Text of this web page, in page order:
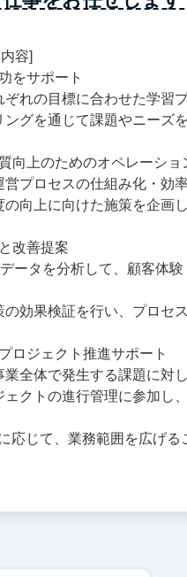
容]
をサポート
れの目標に合わせた学習
グを通じて課題やニーズ
向上のためのオペレーショ
プロセスの仕組み化・効
向上に向けた施策を企画
改善提案
ータを分析して、顧客体
効果検証を行い、プロセ
ロジェクト推進サポート
全体で発生する課題に対
クトの進行管理に参加し
応じて、業務範囲を広げる